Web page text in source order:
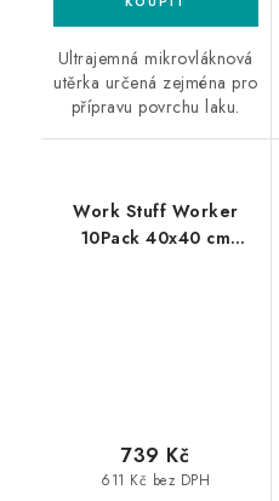
Ultrajemná mikrovláknová
utěrka určená zejména pro
přípravu povrchu laku.
Work Stuff Worker
10Pack 40x40 cm
611 Kč bez DPH
739 Kč